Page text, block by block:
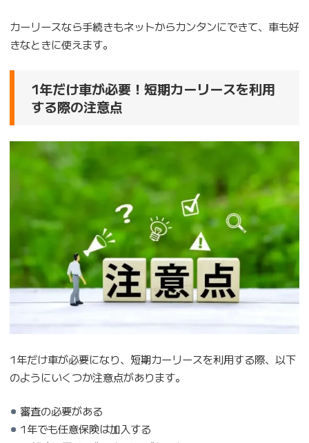
カーリースなら手続きもネットからカンタンにできて、車も好
きなときに使えます。
1年だけ車が必要！短期カーリースを利用
する際の注意点
1年だけ車が必要になり、短期カーリースを利用する際、以下
のようにいくつか注意点があります。
審査の必要がある
1年でも任意保険は加入する